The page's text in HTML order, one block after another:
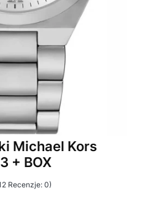
Michael Kors
+ BOX
Recenzje: 0)